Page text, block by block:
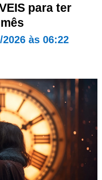
para ter
2026 às 06:22